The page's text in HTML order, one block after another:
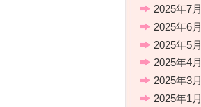
2025年7月
2025年6月
2025年5月
2025年4月
2025年3月
2025年1月